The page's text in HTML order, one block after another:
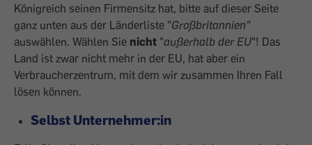
Königreich seinen Firmensitz hat, bitte auf dieser Seite
ganz unten aus der Länderliste "Großbritannien"
auswählen. Wählen Sie nicht "außerhalb der EU"! Das
Land ist zwar nicht mehr in der EU, hat aber ein
Verbraucherzentrum, mit dem wir zusammen Ihren Fall
lösen können.
Selbst Unternehmer:in